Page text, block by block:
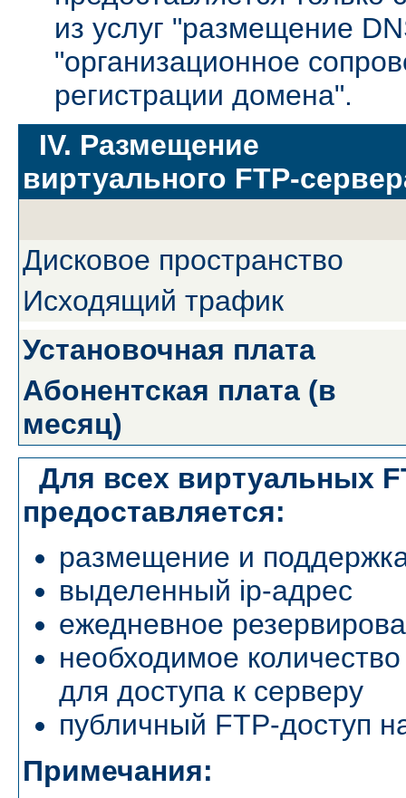
из услуг "размещение
"организационное
регистрации домена".
IV. Размещение
виртуального FTP-
Дисковое пространство
Исходящий трафик
Установочная плата
Абонентская плата (в
месяц)
Для всех виртуальных
предоставляется:
размещение и
выделенный ip-адрес
ежедневное
необходимое
для доступа к серверу
публичный FTP-доступ
Примечания: